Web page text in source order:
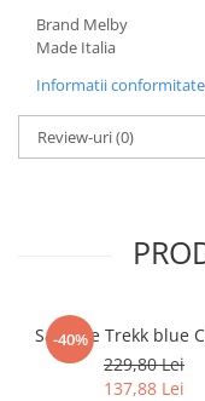
Pulovere/Bolero tricot
Set 2/3 piese maneca
Set 2/3 piese maneca
Trening 2/3 piese
Tricouri/bluze maneca
Brand Melby
Made Italia
Informatii
Review-uri(0)
-40%
Sandale Trekk blue
229,80 Lei
137,88 Lei